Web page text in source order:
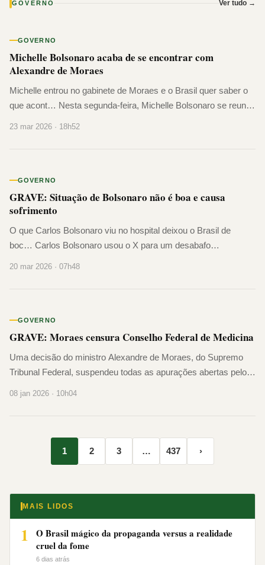
GOVERNO Ver tudo →
GOVERNO
Michelle Bolsonaro acaba de se encontrar com
Alexandre de Moraes
Michelle entrou no gabinete de Moraes e o Brasil quer saber o
que acont… Nesta segunda-feira, Michelle Bolsonaro se reuniu
23 mar 2026 · 18h52
GOVERNO
GRAVE: Situação de Bolsonaro não é boa e causa
sofrimento
O que Carlos Bolsonaro viu no hospital deixou o Brasil de
boc… Carlos Bolsonaro usou o X para um desabafo
20 mar 2026 · 07h48
GOVERNO
GRAVE: Moraes censura Conselho Federal de Medicina
Uma decisão do ministro Alexandre de Moraes, do Supremo
Tribunal Federal, suspendeu todas as apurações abertas pelo
despacho, Moraes […]
08 jan 2026 · 10h04
1 2 3 … 437 ›
MAIS LIDOS
1
O Brasil mágico da propaganda versus a realidade
cruel da fome
6 dias atrás